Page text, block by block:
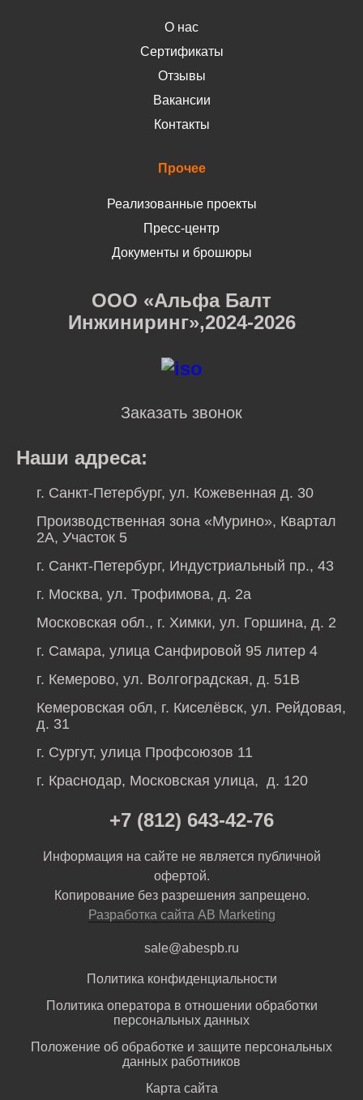
О нас
Сертификаты
Отзывы
Вакансии
Контакты
Прочее
Реализованные проекты
Пресс-центр
Документы и брошюры
ООО «Альфа Балт
Инжиниринг»,2024-2026
Заказать звонок
Наши адреса:
г. Санкт-Петербург, ул. Кожевенная д. 30
Производственная зона «Мурино», Квартал
2А, Участок 5
г. Санкт-Петербург, Индустриальный пр., 43
г. Москва, ул. Трофимова, д. 2а
Московская обл., г. Химки, ул. Горшина, д. 2
г. Самара, улица Санфировой 95 литер 4
г. Кемерово, ул. Волгоградская, д. 51В
Кемеровская обл, г. Киселёвск, ул. Рейдовая,
д. 31
г. Сургут, улица Профсоюзов 11
г. Краснодар, Московская улица, д. 120
+7 (812) 643-42-76
Информация на сайте не является публичной
офертой.
Копирование без разрешения запрещено.
Разработка сайта AB Marketing
sale@abespb.ru
Политика конфиденциальности
Политика оператора в отношении обработки
персональных данных
Положение об обработке и защите персональных
данных работников
Карта сайта